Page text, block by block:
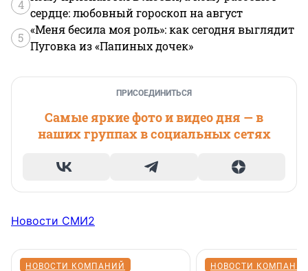
4
сердце: любовный гороскоп на август
5
«Меня бесила моя роль»: как сегодня выглядит
Пуговка из «Папиных дочек»
ПРИСОЕДИНИТЬСЯ
Самые яркие фото и видео дня — в
наших группах в социальных сетях
Новости СМИ2
НОВОСТИ КОМПАНИЙ НОВОСТИ